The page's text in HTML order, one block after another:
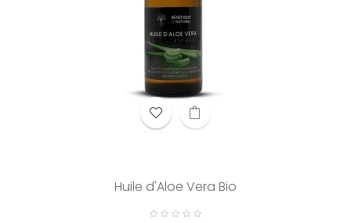
Huile d'Aloe Vera Bio